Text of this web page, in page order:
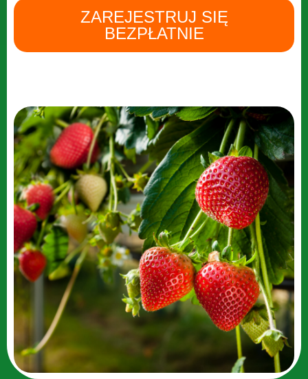
ZAREJESTRUJ SIĘ
BEZPŁATNIE